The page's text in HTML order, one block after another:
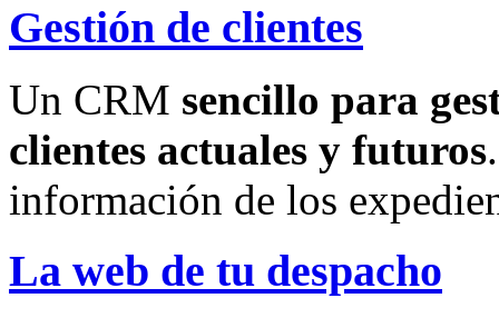
Gestión de clientes
Un CRM sencillo para
clientes actuales y futuros
información de los
La web de tu despacho